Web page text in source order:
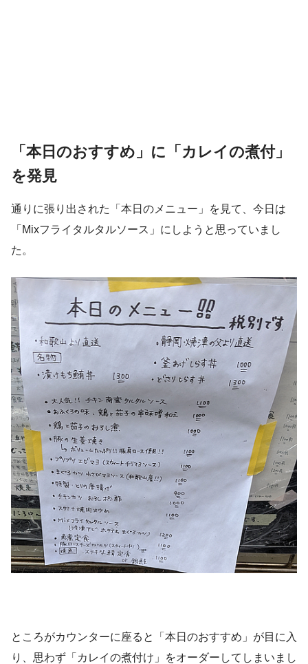
「本日のおすすめ」に「カレイの煮付」
を発見
通りに張り出された「本日のメニュー」を見て、今日は
「Mixフライタルタルソース」にしようと思っていまし
た。
ところがカウンターに座ると「本日のおすすめ」が目に入
り、思わず「カレイの煮付け」をオーダーしてしまいまし